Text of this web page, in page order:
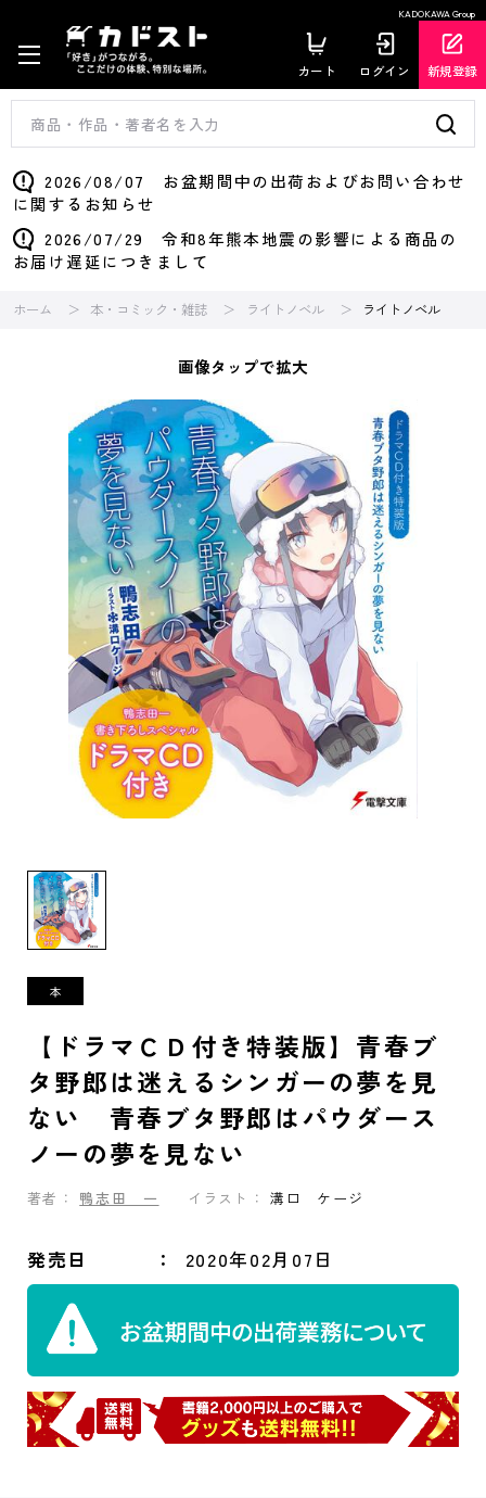
KADOKAWA Group
カート ログイン 新規登録
2026/08/07 お盆期間中の出荷およびお問い合わせ
に関するお知らせ
2026/07/29 令和8年熊本地震の影響による商品の
お届け遅延につきまして
ホーム 本・コミック・雑誌 ライトノベル ライトノベル
画像タップで拡大
【ドラマＣＤ付き特装版】青春ブ
タ野郎は迷えるシンガーの夢を見
ない 青春ブタ野郎はパウダース
ノーの夢を見ない
著者： 鴨志田 一 イラスト： 溝口 ケージ
発売日 2020年02月07日